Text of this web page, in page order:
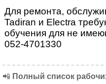
Для ремонта,
Tadiran и Electra
обучения для не
052-4701330
📲 Полный список